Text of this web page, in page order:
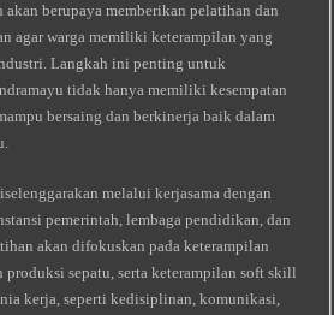
akan berupaya memberikan pelatihan dan
agar warga memiliki keterampilan yang
Langkah ini penting untuk
tidak hanya memiliki kesempatan
bersaing dan berkinerja baik dalam
melalui kerjasama dengan
pemerintah, lembaga pendidikan, dan
akan difokuskan pada keterampilan
produksi sepatu, serta keterampilan soft skill
kerja, seperti kedisiplinan, komunikasi,